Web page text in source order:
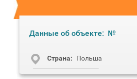
Данные об объекте: №
Cтрана: Польша